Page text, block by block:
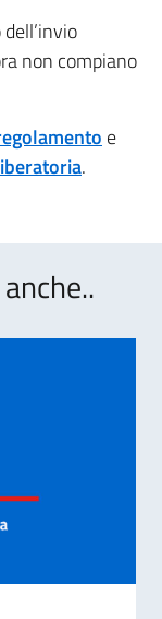
non compiano
e
.